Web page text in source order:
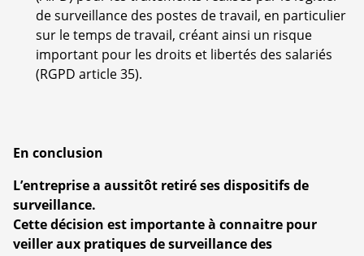
de surveillance des postes de travail, en particulier
sur le temps de travail, créant ainsi un risque
important pour les droits et libertés des salariés
(RGPD article 35).
En conclusion
L’entreprise a aussitôt retiré ses dispositifs de
surveillance.
Cette décision est importante à connaitre pour
veiller aux pratiques de surveillance des